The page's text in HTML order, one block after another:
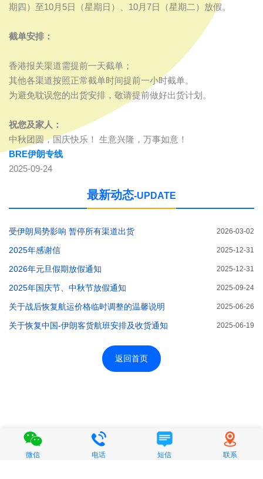
期四）至10月5日（星期日）、10月7日（星期二）放假。
截单安排：
香港报关渠道需提前一天截单；
其他各渠道按照正常截单时间提前一小时截单。
为避免耽误您的出货安排，敬请提前做好出货计划。
祝您及家人：
中秋团圆，国庆快乐！ 生意兴隆，万事如意！
BRE伊朗专线
2025-09-24
最新动态 UPDATE
受伊朗局势影响 暂停所有渠道出货 2026-03-02
2025年感谢信 2025-12-31
2026年元旦假期放假通知 2025-12-31
2025年国庆节、中秋节放假通知 2025-09-24
关于战后恢复航运价格临时调整的温馨说明 2025-06-26
关于恢复中国-伊朗客货航班安排及收货通知 2025-06-19
返回首页
微信 电话 短信 联系